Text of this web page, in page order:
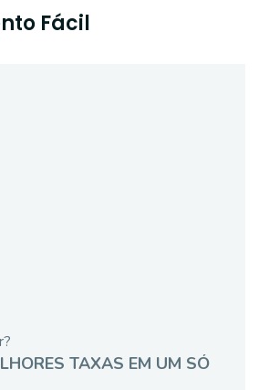
Fácil
TAXAS EM UM SÓ